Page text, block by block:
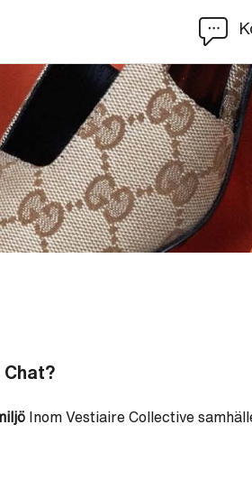
Inom Vestiaire Collective